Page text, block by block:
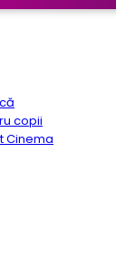
copii
Cinema